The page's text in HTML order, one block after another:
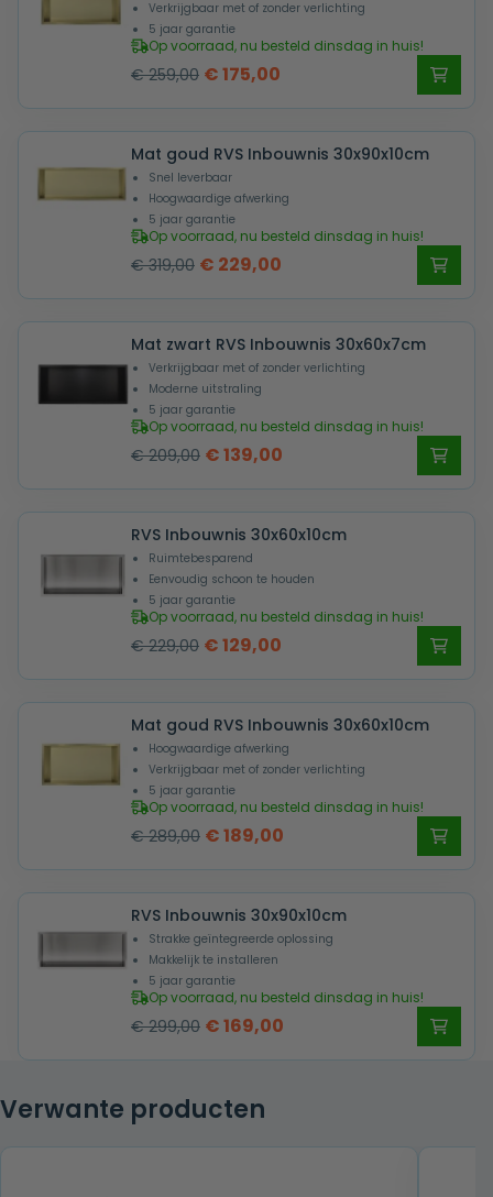
Verkrijgbaar met of zonder verlichting
5 jaar garantie
Op voorraad, nu besteld dinsdag in huis!
€259,00 Oorspronkelijke
was:
€ 259,00.
€175,00
is:
€ 175,00.
Mat goud RVS Inbouwnis 30x90x10cm
Snel leverbaar
Hoogwaardige afwerking
5 jaar garantie
Op voorraad, nu besteld dinsdag in huis!
€319,00 Oorspronkelijke
was:
€ 319,00.
€ 229,00
is:
€ 229,00.
Mat zwart RVS Inbouwnis 30x60x7cm
Verkrijgbaar met of zonder verlichting
Moderne uitstraling
5 jaar garantie
Op voorraad, nu besteld dinsdag in huis!
€209,00 Oorspronkelijke
was:
€ 209,00.
€139,00
is:
€ 139,00.
RVS Inbouwnis 30x60x10cm
Ruimtebesparend
Eenvoudig schoon te houden
5 jaar garantie
Op voorraad, nu besteld dinsdag in huis!
€229,00 Oorspronkelijke
was:
€ 229,00.
€129,00
is:
€ 129,00.
Mat goud RVS Inbouwnis 30x60x10cm
Hoogwaardige afwerking
Verkrijgbaar met of zonder verlichting
5 jaar garantie
Op voorraad, nu besteld dinsdag in huis!
€289,00 Oorspronkelijke
was:
€ 289,00.
€189,00
is:
€ 189,00.
RVS Inbouwnis 30x90x10cm
Strakke geïntegreerde oplossing
Makkelijk te installeren
5 jaar garantie
Op voorraad, nu besteld dinsdag in huis!
€299,00 Oorspronkelijke
€ 299,00.
€169,00
Verwante producten